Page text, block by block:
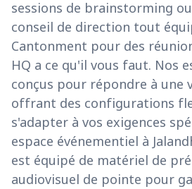
sessions de brainstorming
conseil de direction tout
Cantonment pour des
HQ a ce qu'il vous faut. Nos
conçus pour répondre à une
offrant des configurations
s'adapter à vos exigences
espace événementiel à
est équipé de matériel de
audiovisuel de pointe pour